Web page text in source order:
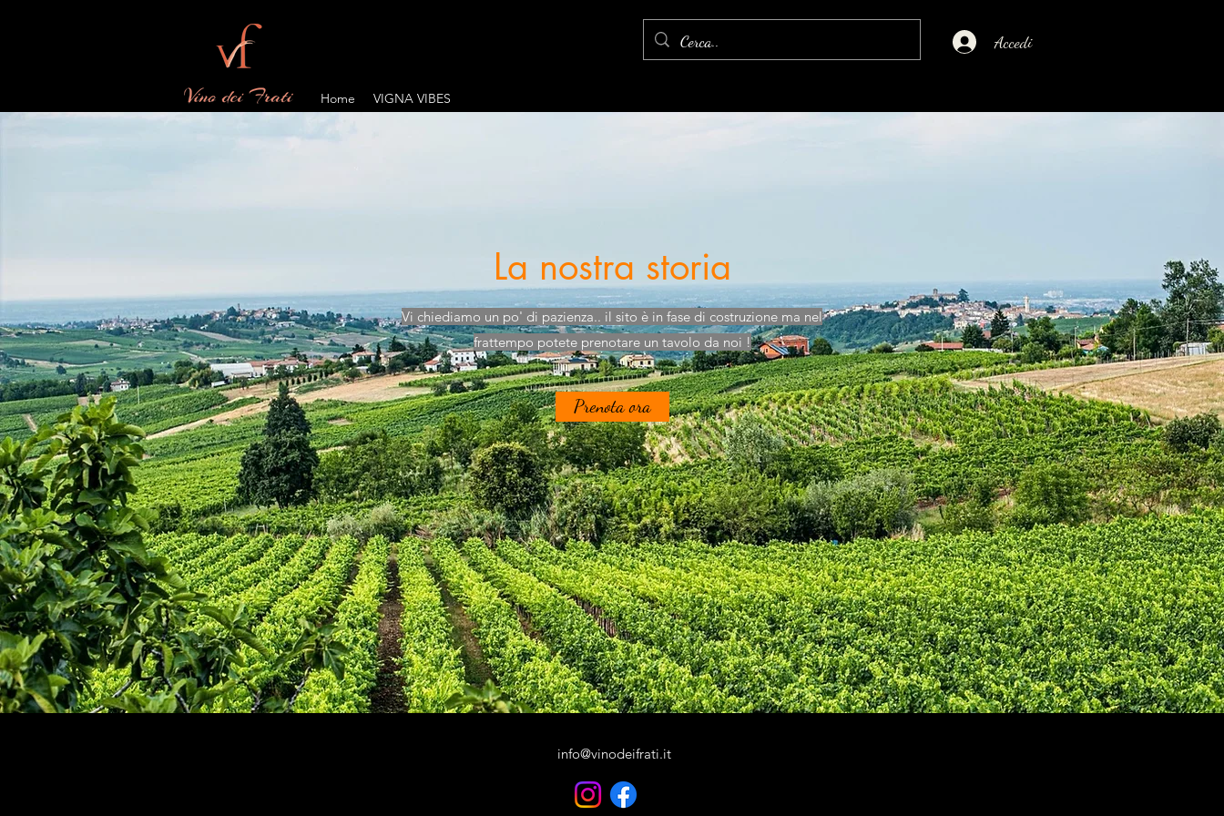
Accedi
Home VIGNA VIBES
La nostra storia
Vi chiediamo un po' di pazienza.. il sito è in fase di costruzione ma nel
frattempo potete prenotare un tavolo da noi !
Prenota ora
info@vinodeifrati.it